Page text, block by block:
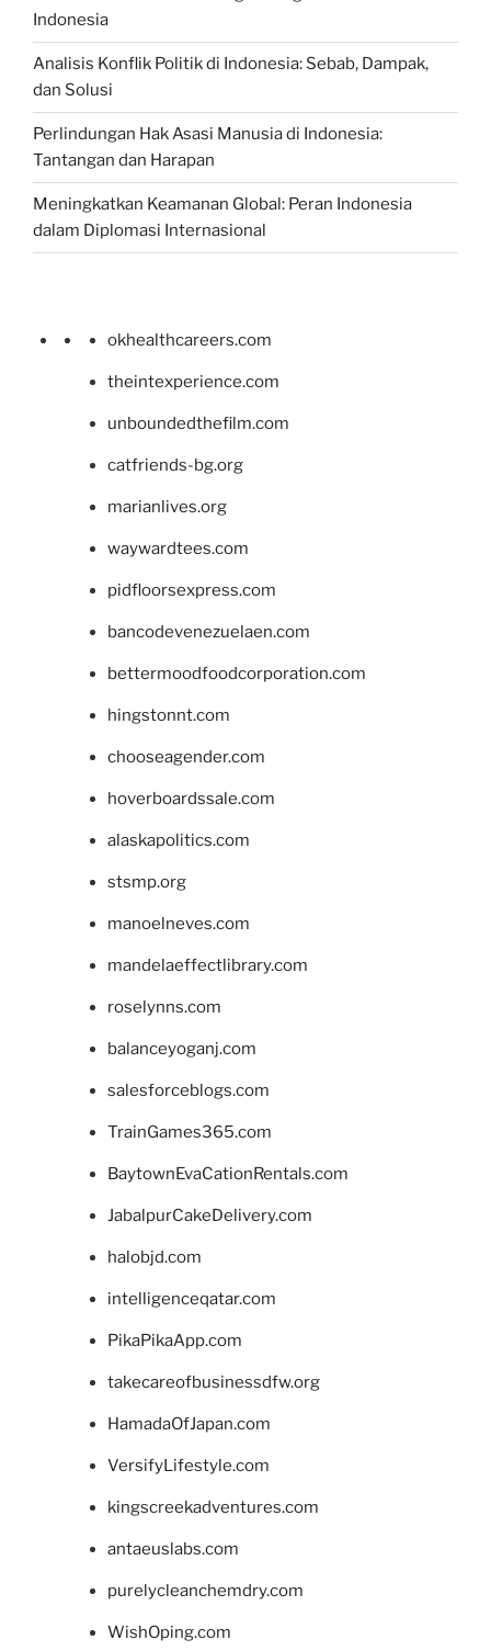
Indonesia
Analisis Konflik Politik di Indonesia: Sebab, Dampak,
dan Solusi
Perlindungan Hak Asasi Manusia di Indonesia:
Tantangan dan Harapan
Meningkatkan Keamanan Global: Peran Indonesia
dalam Diplomasi Internasional
okhealthcareers.com
theintexperience.com
unboundedthefilm.com
catfriends-bg.org
marianlives.org
waywardtees.com
pidfloorsexpress.com
bancodevenezuelaen.com
bettermoodfoodcorporation.com
hingstonnt.com
chooseagender.com
hoverboardssale.com
alaskapolitics.com
stsmp.org
manoelneves.com
mandelaeffectlibrary.com
roselynns.com
balanceyoganj.com
salesforceblogs.com
TrainGames365.com
BaytownEvaCationRentals.com
JabalpurCakeDelivery.com
halobjd.com
intelligenceqatar.com
PikaPikaApp.com
takecareofbusinessdfw.org
HamadaOfJapan.com
VersifyLifestyle.com
kingscreekadventures.com
antaeuslabs.com
purelycleanchemdry.com
WishOping.com